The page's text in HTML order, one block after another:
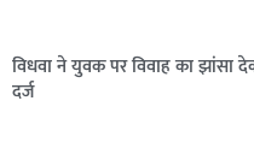
विधवा ने युवक पर विवाह का झांसा
दर्ज